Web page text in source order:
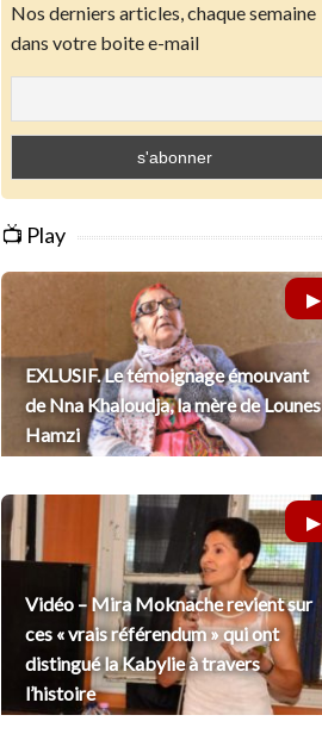
Nos derniers articles, chaque semaine
dans votre boite e-mail
📺 Play
EXLUSIF. Le témoignage émouvant
de Nna Khaloudja, la mère de Lounes
Hamzi
Vidéo – Mira Moknache revient sur
ces « vrais référendum » qui ont
distingué la Kabylie à travers
l’histoire